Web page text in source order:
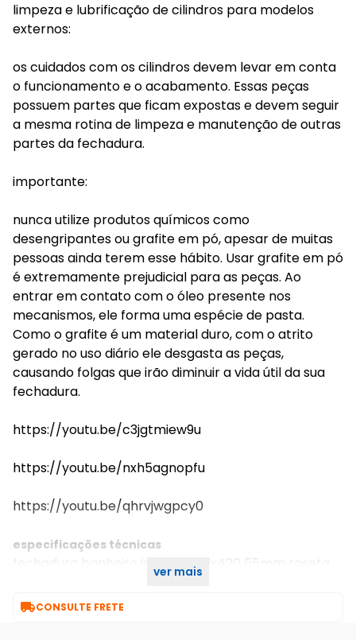
limpeza e lubrificação de cilindros para modelos
externos:
os cuidados com os cilindros devem levar em conta
o funcionamento e o acabamento. Essas peças
possuem partes que ficam expostas e devem seguir
a mesma rotina de limpeza e manutenção de outras
partes da fechadura.
importante:
nunca utilize produtos químicos como
desengripantes ou grafite em pó, apesar de muitas
pessoas ainda terem esse hábito. Usar grafite em pó
é extremamente prejudicial para as peças. Ao
entrar em contato com o óleo presente nos
mecanismos, ele forma uma espécie de pasta.
Como o grafite é um material duro, com o atrito
gerado no uso diário ele desgasta as peças,
causando folgas que irão diminuir a vida útil da sua
fechadura.
https://youtu.be/c3jgtmiew9u
https://youtu.be/nxh5agnopfu
https://youtu.be/qhrvjwgpcy0
especificações técnicas
fechadura banheiro inox home ix420 55mm roseta
ver mais
CONSULTE FRETE